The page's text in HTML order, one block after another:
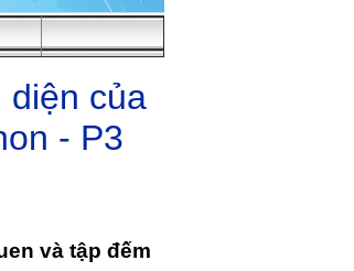
diện của
- P3
và tập đếm